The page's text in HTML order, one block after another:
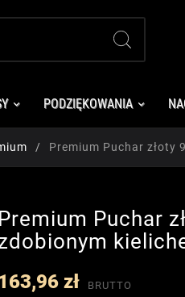
PODZIĘKOWANIA
Premium Puchar złoty
Premium Puchar
163,96 zł BRUTTO